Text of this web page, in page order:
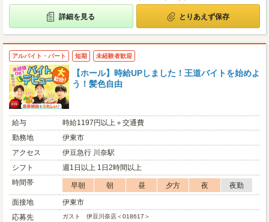
詳細を見る とりあえず保存
アルバイト・パート 短期 未経験者歓迎
【ホール】時給UPしました！王道バイトを始めよ
う！髪色自由
給与
時給1197円以上＋交通費
勤務地
伊東市
アクセス
伊豆急行 川奈駅
シフト
週1日以上 1日2時間以上
時間帯
早朝 朝 昼 夕方 夜
夜勤
面接地
伊東市
応募先
ガスト 伊豆川奈店＜018617＞